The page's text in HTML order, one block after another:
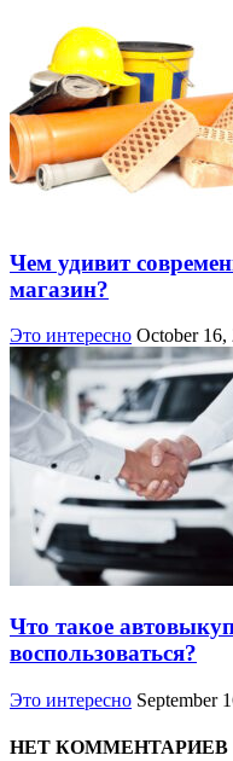
Чем удивит
магазин?
Это интересно October 16,
Что такое
воспользоваться?
Это интересно September
НЕТ КОММЕНТАРИЕВ